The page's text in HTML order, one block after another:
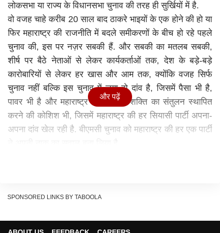
लोकसभा या राज्य के विधानसभा चुनाव की तरह ही सुर्खियों में है.
वो वजह चाहे करीब 20 साल बाद ठाकरे भाइयों के एक होने की हो या
फिर महाराष्ट्र की राजनीति में बदले समीकरणों के बीच हो रहे पहले
चुनाव की, इस पर नज़र सबकी हैं. और सबकी का मतलब सबकी,
शीर्ष पर बैठे नेताओं से लेकर कार्यकर्ताओं तक, देश के बड़े-बड़े
कारोबारियों से लेकर हर खास और आम तक, क्योंकि वजह सिर्फ
चुनाव नहीं बल्कि इस चुनाव में लगा वो दांव है, जिसमें पैसा भी है,
पावर भी है और महाराष्ट्र की सियासी शक्ति का संतुलन स्थापित
करने की कोशिश भी, जिसमें महाराष्ट्र की हर सियासी पार्टी अपना-
अपना दांव खेल रही है. बीएमसी चुनाव को महाराष्ट्र की हर एक पार्टी
जो लोग महाराष्ट्र के नहीं हैं, उन्हें तो बीएमसी को समझना ही पड़ेगा.
इसको ऐसे समझिए कि बीएमसी चुनाव का जो बजट होता है, वो देश
और पढ़ें
SPONSORED LINKS BY TABOOLA